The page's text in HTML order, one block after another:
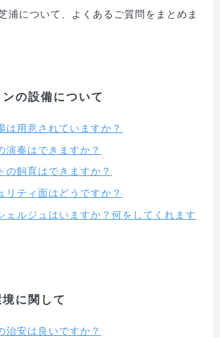
浦について、よくあるご質問をまとめま
の設備について
は用意されていますか？
演奏はできますか？
の飼育はできますか？
リティ面はどうですか？
ェルジュはいますか？何をしてくれます
に関して
治安は良いですか？